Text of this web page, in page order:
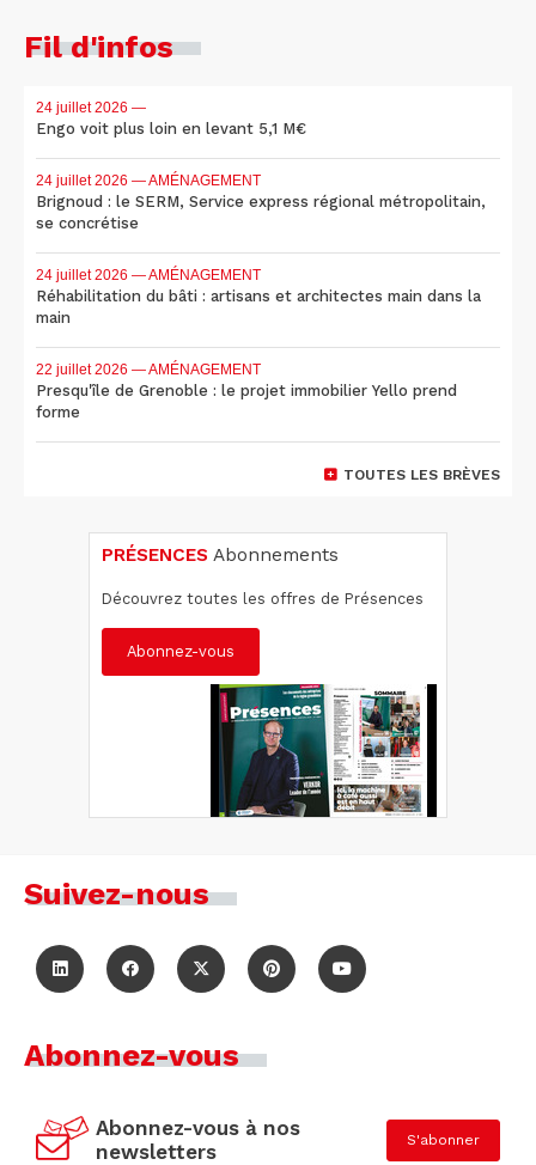
Fil d'infos
24 juillet 2026 —
Engo voit plus loin en levant 5,1 M€
24 juillet 2026 — AMÉNAGEMENT
Brignoud : le SERM, Service express régional métropolitain,
se concrétise
24 juillet 2026 — AMÉNAGEMENT
Réhabilitation du bâti : artisans et architectes main dans la
main
22 juillet 2026 — AMÉNAGEMENT
Presqu'île de Grenoble : le projet immobilier Yello prend
forme
TOUTES LES BRÈVES
PRÉSENCES Abonnements
Découvrez toutes les offres de Présences
Abonnez-vous
Suivez-nous
Abonnez-vous
Abonnez-vous à nos
newsletters
S'abonner